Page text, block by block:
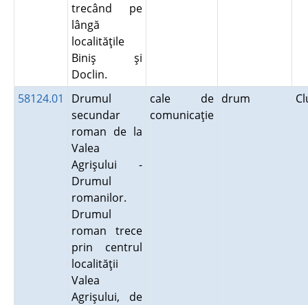
trecând pe
lângă
localităţile
Biniş şi
Doclin.
58124.01
Drumul
secundar
roman de la
Valea
Agrişului -
Drumul
romanilor.
Drumul
roman trece
prin centrul
localităţii
Valea
Agrişului, de
cale de
comunicaţie
drum